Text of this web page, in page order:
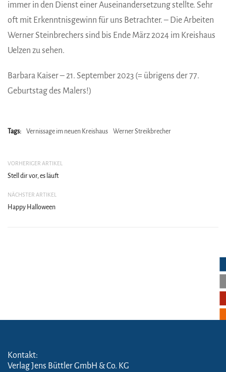
immer in den Dienst einer Auseinandersetzung stellte. Sehr
oft mit Erkenntnisgewinn für uns Betrachter. – Die Arbeiten
Werner Steinbrechers sind bis Ende März 2024 im Kreishaus
Uelzen zu sehen.
Barbara Kaiser – 21. September 2023 (= übrigens der 77.
Geburtstag des Malers!)
Tags: Vernissage im neuen Kreishaus Werner Streikbrecher
VORHERIGER ARTIKEL
Stell dir vor, es läuft
NÄCHSTER ARTIKEL
Happy Halloween
Kontakt:
Verlag Jens Büttler GmbH & Co. KG